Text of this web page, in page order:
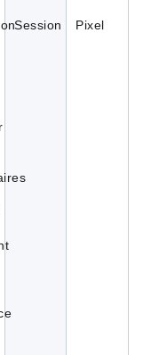
Session Pixel